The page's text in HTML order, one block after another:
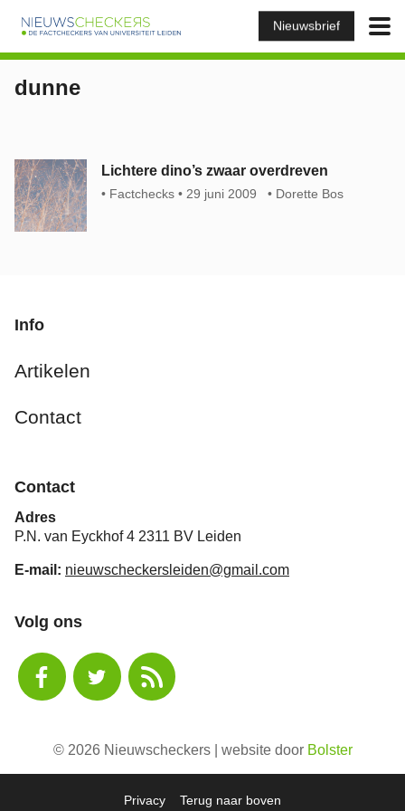
Nieuwsbrief
dunne
Lichtere dino’s zwaar overdreven
Factchecks 29 juni 2009 Dorette Bos
Info
Artikelen
Contact
Contact
Adres
P.N. van Eyckhof 4 2311 BV Leiden
E-mail: nieuwscheckersleiden@gmail.com
Volg ons
© 2026 Nieuwscheckers | website door Bolster
Privacy Terug naar boven